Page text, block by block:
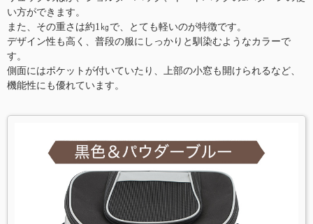
い方ができます。
また、その重さは約1㎏で、とても軽いのが特徴です。
デザイン性も高く、普段の服にしっかりと馴染むようなカラーで
す。
側面にはポケットが付いていたり、上部の小窓も開けられるなど、
機能性にも優れています。